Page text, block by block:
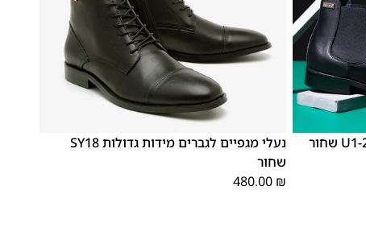
נעלי מגפיים לגברים מידות גדולות SY18
שחור
480.00 ₪